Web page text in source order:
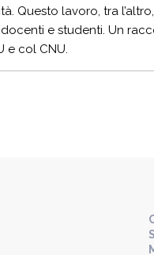
Questo lavoro, tra
e studenti. Un
e col CNU.